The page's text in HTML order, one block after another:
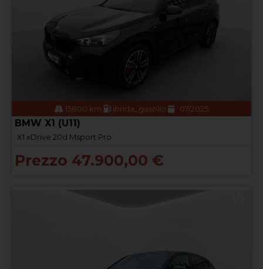
15800 km ibrida_gasolio 07/2025
BMW X1 (U11)
X1 xDrive 20d Msport Pro
Prezzo 47.900,00 €